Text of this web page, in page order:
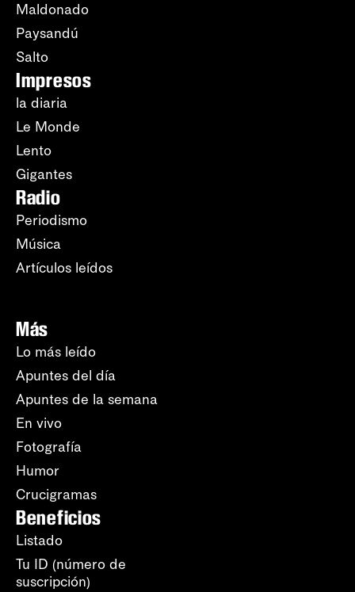
Maldonado
Paysandú
Salto
Impresos
la diaria
Le Monde
Lento
Gigantes
Radio
Periodismo
Música
Artículos leídos
Más
Lo más leído
Apuntes del día
Apuntes de la semana
En vivo
Fotografía
Humor
Crucigramas
Beneficios
Listado
Tu ID (número de
suscripción)